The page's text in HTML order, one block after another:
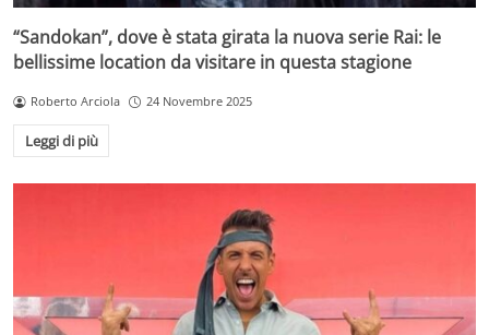
“Sandokan”, dove è stata girata la nuova serie Rai: le
bellissime location da visitare in questa stagione
Roberto Arciola 24 Novembre 2025
Leggi di più